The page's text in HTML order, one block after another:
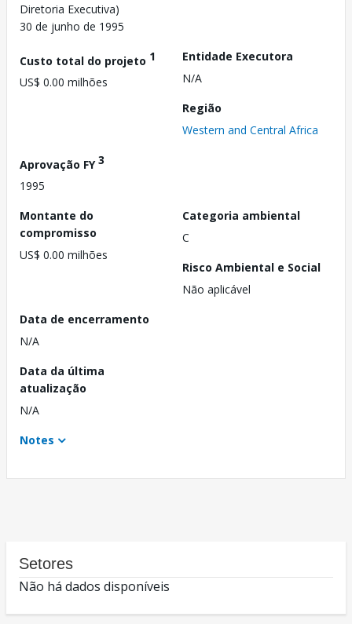
Diretoria Executiva)
30 de junho de 1995
Custo total do projeto 1
US$ 0.00 milhões
Entidade Executora
N/A
Região
Western and Central Africa
Aprovação FY3
1995
Montante do
compromisso
US$ 0.00 milhões
Categoria ambiental
C
Risco Ambiental e Social
Não aplicável
Data de encerramento
N/A
Data da última
atualização
N/A
Notes
Setores
Não há dados disponíveis